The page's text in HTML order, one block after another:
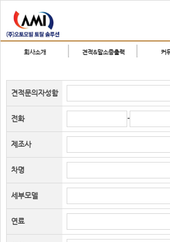
회사소개 견적&말소증출력 커
견적문의자성함
전화 -
제조사
차명
세부모델
연료